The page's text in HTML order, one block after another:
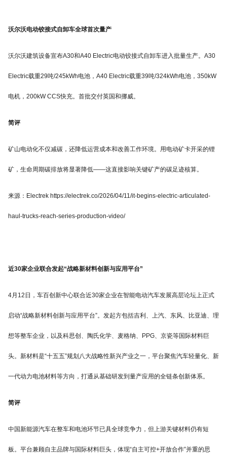
沃尔沃电动铰接式自卸车全球首次量产
沃尔沃建筑设备宣布A30和A40 Electric电动铰接式自卸车进入批量生产。A30
Electric载重29吨/245kWh电池，A40 Electric载重39吨/324kWh电池，350kW
电机，200kW CCS快充。首批交付英国和挪威。
简评
矿山电动化不仅减碳，还降低运营成本和改善工作环境。用电动矿卡开采的锂
矿，生命周期碳排放将显著降低——这直接影响关键矿产的碳足迹核算。
来源：Electrek https://electrek.co/2026/04/11/it-begins-electric-articulated-
haul-trucks-reach-series-production-video/
近30家企业联合发起“战略新材料创新与应用平台”
4月12日，车百创新中心联合近30家企业在智能电动汽车发展高层论坛上正式
启动“战略新材料创新与应用平台”。发起方包括吉利、上汽、东风、比亚迪、理
想等整车企业，以及科思创、陶氏化学、麦格纳、PPG、京瓷等国际材料巨
头。新材料是“十五五”规划八大战略性新兴产业之一，平台聚焦汽车轻量化、新
一代动力电池材料等方向，打通从基础研发到量产应用的全链条创新体系。
简评
中国新能源汽车在整车和电池环节已具全球竞争力，但上游关键材料仍有短
板。平台兼顾自主品牌与国际材料巨头，体现“自主可控+开放合作”并重的思